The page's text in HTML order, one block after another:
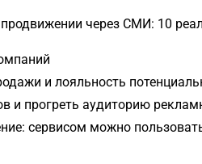
через СМИ: 10
и лояльность
и прогреть аудиторию
сервисом можно